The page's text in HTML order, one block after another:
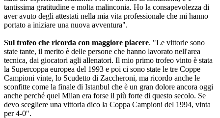
tantissima gratitudine e molta malinconia. Ho la consapevolezza di
aver avuto degli attestati nella mia vita professionale che mi hanno
portato a iniziare una nuova avventura".
Sul trofeo che ricorda con maggiore piacere. "Le vittorie sono
state tante, il merito è delle persone che hanno lavorato nell'area
tecnica, dai giocatori agli allenatori. Il mio primo trofeo vinto è stata
la Supercoppa europea del 1993 e poi ci sono state le tre Coppe
Campioni vinte, lo Scudetto di Zaccheroni, ma ricordo anche le
sconfitte come la finale di Istanbul che è un gran dolore ancora oggi
anche perché quel Milan era forse il più forte di questo secolo. Se
devo scegliere una vittoria dico la Coppa Campioni del 1994, vinta
per 4-0".